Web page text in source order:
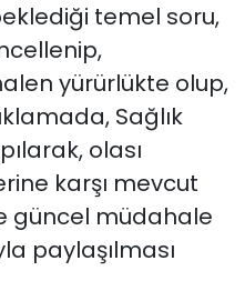
temel soru,
yürürlükte olup,
Sağlık
olası
karşı mevcut
güncel müdahale
paylaşılması